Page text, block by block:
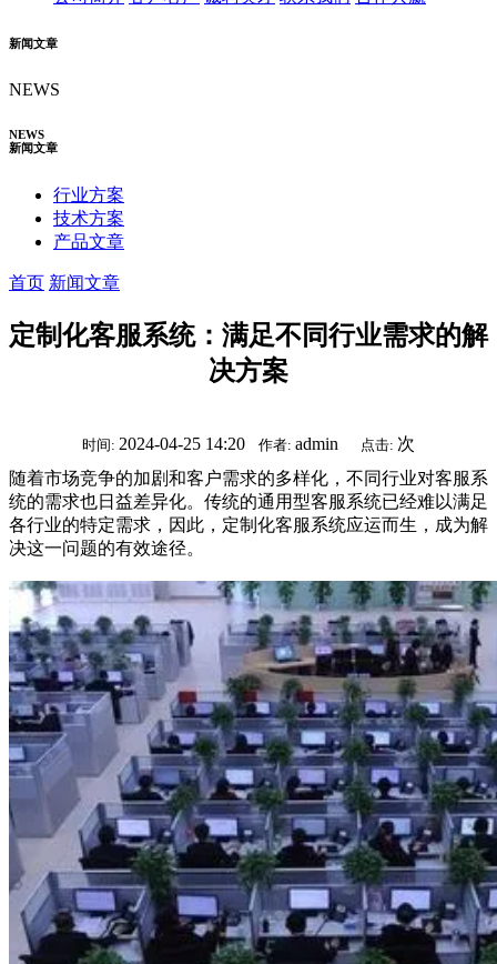
新闻文章
NEWS
NEWS
新闻文章
行业方案
技术方案
产品文章
首页 新闻文章
定制化客服系统：满足不同行业需求的解
决方案
时间: 2024-04-25 14:20 作者: admin 点击: 次
随着市场竞争的加剧和客户需求的多样化，不同行业对客服系
统的需求也日益差异化。传统的通用型客服系统已经难以满足
各行业的特定需求，因此，定制化客服系统应运而生，成为解
决这一问题的有效途径。